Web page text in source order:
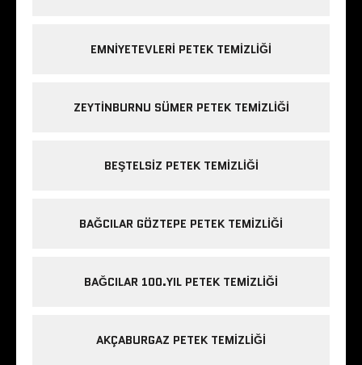
EMNIYETEVLERI PETEK TEMIZLIĞI
ZEYTINBURNU SÜMER PETEK TEMIZLIĞI
BEŞTELSIZ PETEK TEMIZLIĞI
BAĞCILAR GÖZTEPE PETEK TEMIZLIĞI
BAĞCILAR 100.YIL PETEK TEMIZLIĞI
AKÇABURGAZ PETEK TEMIZLIĞI